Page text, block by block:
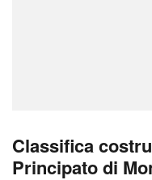
Classifica
Principato di